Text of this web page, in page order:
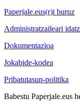
Paperjale.eus(r)i buruz
Administratzaileari
Dokumentazioa
Jokabide-kodea
Pribatutasun-politika
Babestu Paperjale.eus